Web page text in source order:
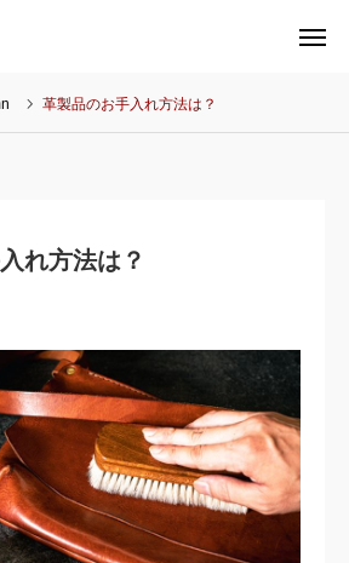
革製品のお手入れ方法は？
れ方法は？
買取相場